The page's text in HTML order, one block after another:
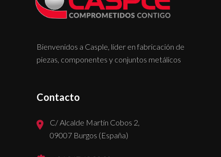
Bienvenidos a Casple, líder en fabricación de
piezas, componentes y conjuntos metálicos
Contacto
C/ Alcalde Martín Cobos 2,
09007 Burgos (España)